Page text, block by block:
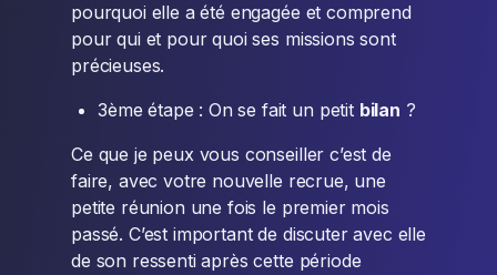
pourquoi elle a été engagée et comprend
pour qui et pour quoi ses missions sont
précieuses.
3ème étape : On se fait un petit bilan ?
Ce que je peux vous conseiller c’est de
faire, avec votre nouvelle recrue, une
petite réunion une fois le premier mois
passé. C’est important de discuter avec elle
de son ressenti après cette période